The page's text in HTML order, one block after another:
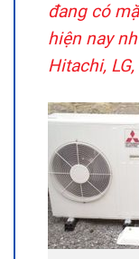
đang có
hiện nay
Hitachi,